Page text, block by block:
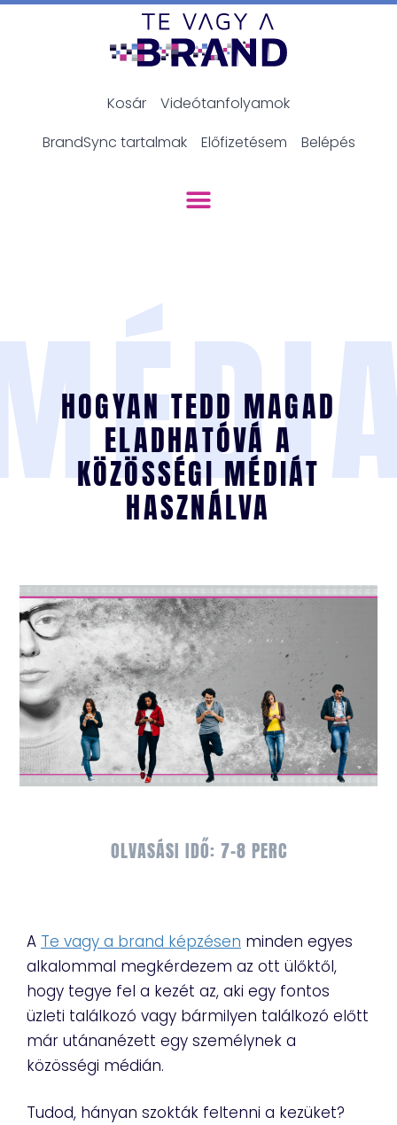
Kosár
Videótanfolyamok
BrandSync tartalmak
Előfizetésem Belépés
HOGYAN TEDD MAGAD
ELADHATÓVÁ A
KÖZÖSSÉGI MÉDIÁT
HASZNÁLVA
OLVASÁSI IDŐ: 7-8 PERC
A Te vagy a brand képzésen minden egyes
alkalommal megkérdezem az ott ülőktől,
hogy tegye fel a kezét az, aki egy fontos
üzleti találkozó vagy bármilyen találkozó előtt
már utánanézett egy személynek a
közösségi médián.
Tudod, hányan szokták feltenni a kezüket?